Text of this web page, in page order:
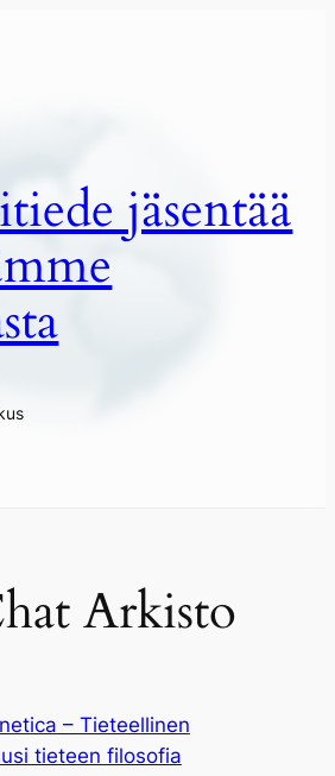
jäsentää
Arkisto
– Tieteellinen
tieteen filosofia